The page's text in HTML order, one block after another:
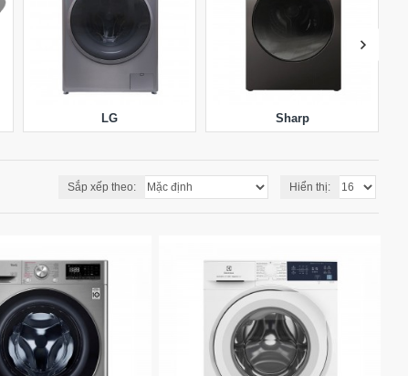
LG Sharp
Sắp xếp theo: Hiển thị: